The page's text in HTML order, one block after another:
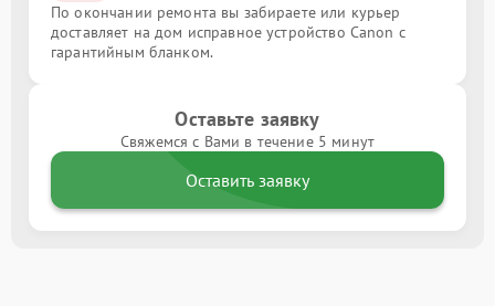
По окончании ремонта вы забираете или курьер
доставляет на дом исправное устройство Canon с
гарантийным бланком.
Оставьте заявку
Свяжемся с Вами в течение 5 минут
Оставить заявку